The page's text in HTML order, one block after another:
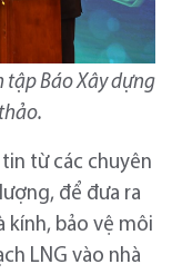
tập Báo Xây dựng
từ các chuyên
để đưa ra
kính, bảo vệ môi
LNG vào nhà